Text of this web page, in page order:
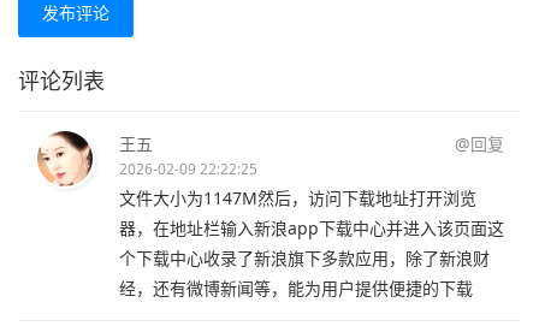
发布评论
评论列表
王五 @回复
2026-02-09 22:22:25
文件大小为1147M然后，访问下载地址打开浏览
器，在地址栏输入新浪app下载中心并进入该页面这
个下载中心收录了新浪旗下多款应用，除了新浪财
经，还有微博新闻等，能为用户提供便捷的下载